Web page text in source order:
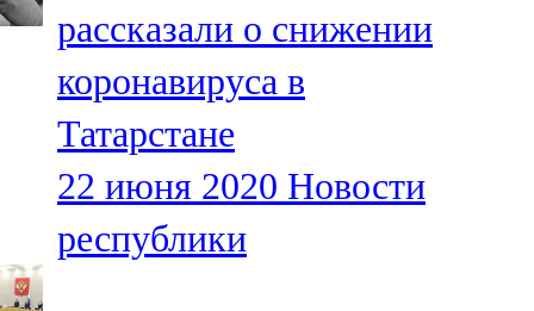
рассказали о снижении
коронавируса в
Татарстане
22 июня 2020 Новости
республики